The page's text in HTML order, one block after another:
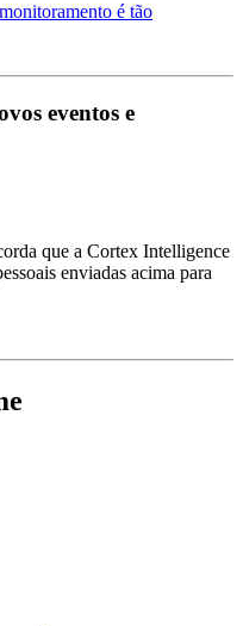
é tão
eventos e
que a Cortex Intelligence
enviadas acima para